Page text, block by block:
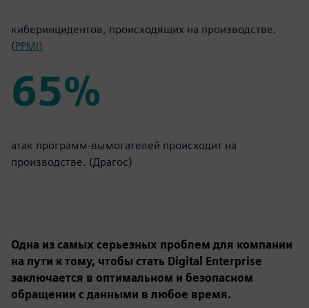
33%
киберинцидентов, происходящих на производстве.
(PPMI)
65%
атак программ-вымогателей происходит на
производстве. (Драгос)
Одна из самых серьезных проблем для компании
на пути к тому, чтобы стать Digital Enterprise
заключается в оптимальном и безопасном
обращении с данными в любое время.